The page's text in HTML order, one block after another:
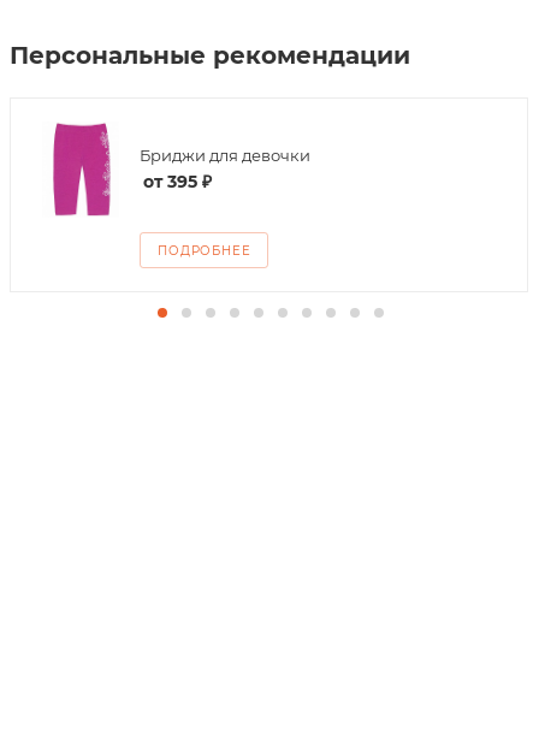
Персональные рекомендации
Бриджи для девочки
от395 ₽
ПОДРОБНЕЕ